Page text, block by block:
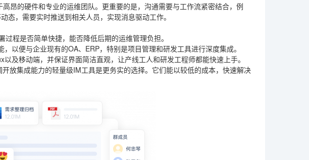
昂的硬件和专业的运维团队。更重要的是，沟通需要与工作流紧密结合，例
态，需要实时推送到相关人员，实现消息驱动工作。
程是否简单快捷，能否降低后期的运维管理负担。
以便与企业现有的OA、ERP，特别是项目管理和研发工具进行深度集成。
及移动端，并保证界面简洁直观，让产线工人和研发工程师都能快速上手。
放集成能力的轻量级IM工具是更务实的选择。它们能以较低的成本，快速解决